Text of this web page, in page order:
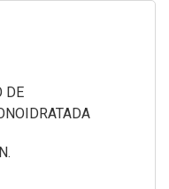
DE